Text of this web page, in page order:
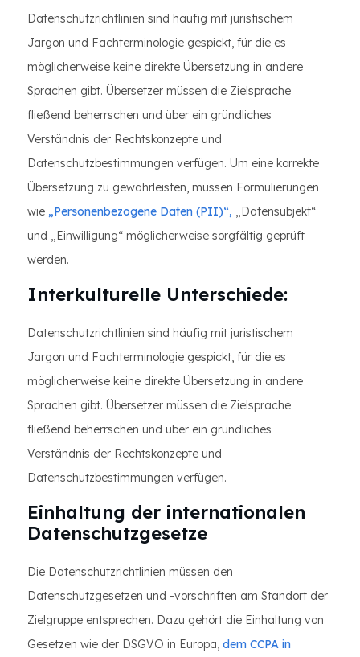
Datenschutzrichtlinien sind häufig mit juristischem
Jargon und Fachterminologie gespickt, für die es
möglicherweise keine direkte Übersetzung in andere
Sprachen gibt. Übersetzer müssen die Zielsprache
fließend beherrschen und über ein gründliches
Verständnis der Rechtskonzepte und
Datenschutzbestimmungen verfügen. Um eine korrekte
Übersetzung zu gewährleisten, müssen Formulierungen
wie „Personenbezogene Daten (PII)“, „Datensubjekt“
und „Einwilligung“ möglicherweise sorgfältig geprüft
werden.
Interkulturelle Unterschiede:
Datenschutzrichtlinien sind häufig mit juristischem
Jargon und Fachterminologie gespickt, für die es
möglicherweise keine direkte Übersetzung in andere
Sprachen gibt. Übersetzer müssen die Zielsprache
fließend beherrschen und über ein gründliches
Verständnis der Rechtskonzepte und
Datenschutzbestimmungen verfügen.
Einhaltung der internationalen
Datenschutzgesetze
Die Datenschutzrichtlinien müssen den
Datenschutzgesetzen und -vorschriften am Standort der
Zielgruppe entsprechen. Dazu gehört die Einhaltung von
Gesetzen wie der DSGVO in Europa, dem CCPA in